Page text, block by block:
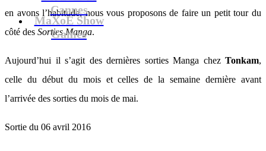
Cannes
MaXoE Show
Games
en avons l’habitude, nous vous proposons de faire un petit tour du
côté des Sorties Manga.
Aujourd’hui il s’agit des dernières sorties Manga chez Tonkam,
celle du début du mois et celles de la semaine dernière avant
l’arrivée des sorties du mois de mai.
Sortie du 06 avril 2016